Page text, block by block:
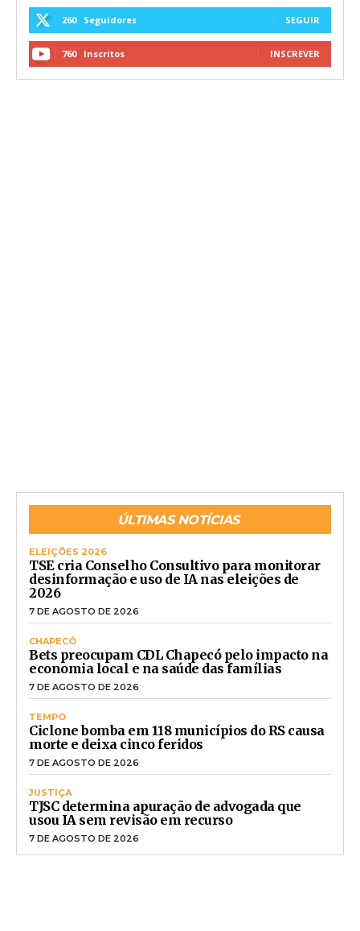
260 Seguidores SEGUIR
760 Inscritos INSCREVER
ÚLTIMAS NOTÍCIAS
ELEIÇÕES 2026
TSE cria Conselho Consultivo para monitorar
desinformação e uso de IA nas eleições de
2026
7 DE AGOSTO DE 2026
CHAPECÓ
Bets preocupam CDL Chapecó pelo impacto na
economia local e na saúde das famílias
7 DE AGOSTO DE 2026
TEMPO
Ciclone bomba em 118 municípios do RS causa
morte e deixa cinco feridos
7 DE AGOSTO DE 2026
JUSTIÇA
TJSC determina apuração de advogada que
usou IA sem revisão em recurso
7 DE AGOSTO DE 2026